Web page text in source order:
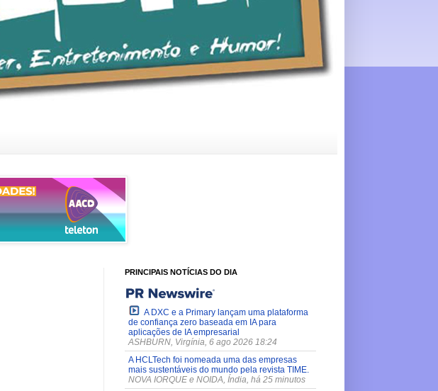
PRINCIPAIS NOTÍCIAS DO DIA
A DXC e a Primary lançam uma plataforma
de confiança zero baseada em IA para
aplicações de IA empresarial
ASHBURN, Virgínia, 6 ago 2026 18:24
A HCLTech foi nomeada uma das empresas
mais sustentáveis do mundo pela revista TIME.
NOVA IORQUE e NOIDA, Índia, há 25 minutos